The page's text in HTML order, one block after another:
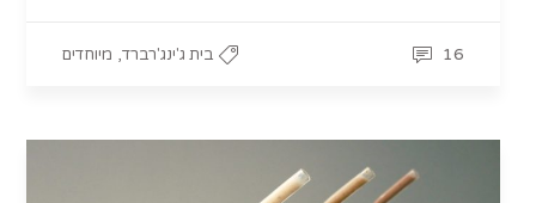
בית ג'ינג'רברד, מיוחדים 16